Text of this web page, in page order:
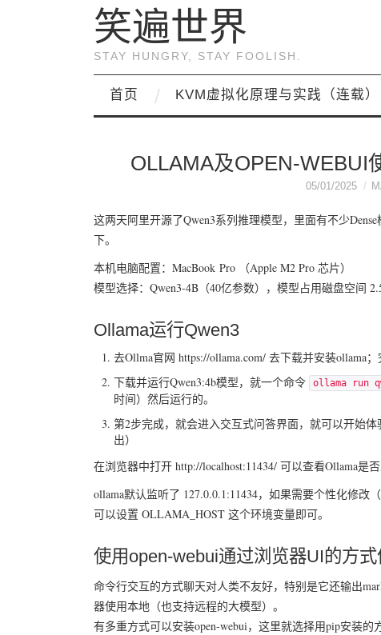
笑遍世界
STAY HUNGRY, STAY FOOLISH.
首页 KVM虚拟化原理与实践（连载）
OLLAMA及OPEN-WEBUI
05/01/2025
这两天阿里开源了Qwen3系列推理模型，里面有不少
下。
本机电脑配置：MacBook Pro （Apple M2 Pro 芯片）
模型选择：Qwen3-4B（40亿参数），模型占用磁盘空间
Ollama运行Qwen3
去Ollma官网 https://ollama.com/ 去下载并安装ollama
下载并运行Qwen3:4b模型，就一个命令
ollama run
时间）然后运行的。
第2步完成，就会进入交互式问答界面，就可以开始
出）
在浏览器中打开 http://localhost:11434/ 可以查看Ollama是
ollama默认监听了 127.0.0.1:11434，如果需要个性化修改
可以设置 OLLAMA_HOST 这个环境变量即可。
使用open-webui通过浏览器UI的方
命令行交互的方式聊天对人类不友好，特别是它还输出
器使用本地（也支持远程的大模型）。
有多重方式可以安装open-webui，这里就选择用pip安装的